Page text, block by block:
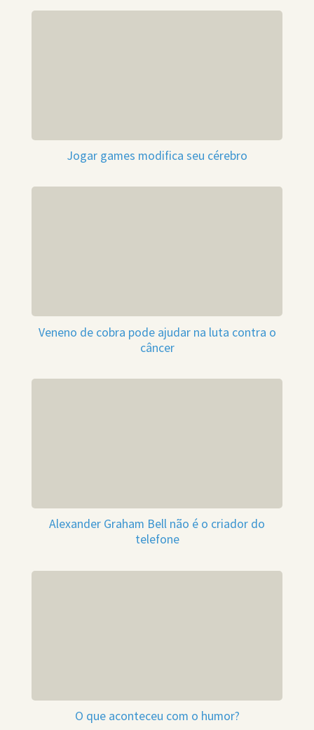
Jogar games modifica seu cérebro
Veneno de cobra pode ajudar na luta contra o
câncer
Alexander Graham Bell não é o criador do
telefone
O que aconteceu com o humor?